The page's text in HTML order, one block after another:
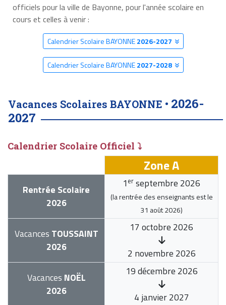
officiels pour la ville de Bayonne, pour l'année scolaire en
cours et celles à venir :
Calendrier Scolaire BAYONNE2026-2027
Calendrier Scolaire BAYONNE2027-2028
Vacances Scolaires BAYONNE • 2026-
2027
Calendrier Scolaire Officiel ⤵
Zone A
Rentrée Scolaire
2026
1 er septembre 2026
(la rentrée des enseignants est le
31 août 2026)
Vacances TOUSSAINT
2026
17 octobre 2026
2 novembre 2026
Vacances NOËL
2026
19 décembre 2026
4 janvier 2027